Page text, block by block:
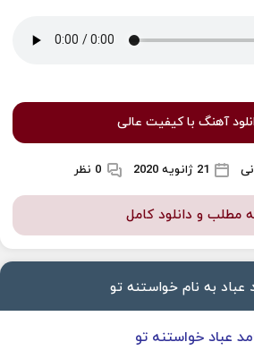
آهنگ با کیفیت عالی
21 ژانویه 2020 0 نظر
مطلب و دانلود کامل
عباد به نام خواستنه تو
عباد خواستنه تو